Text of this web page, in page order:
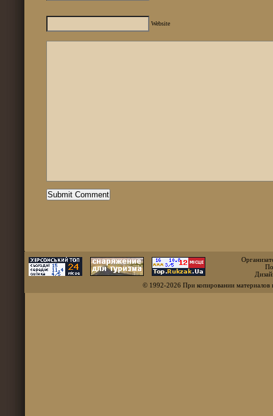
Website
© 1992-2026 При копировании материалов